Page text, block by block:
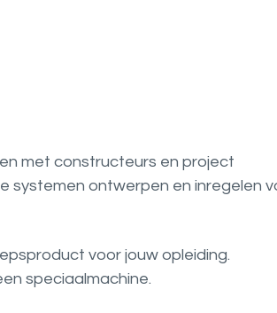
met constructeurs en project
systemen ontwerpen en inregelen
voor jouw opleiding.
speciaalmachine.